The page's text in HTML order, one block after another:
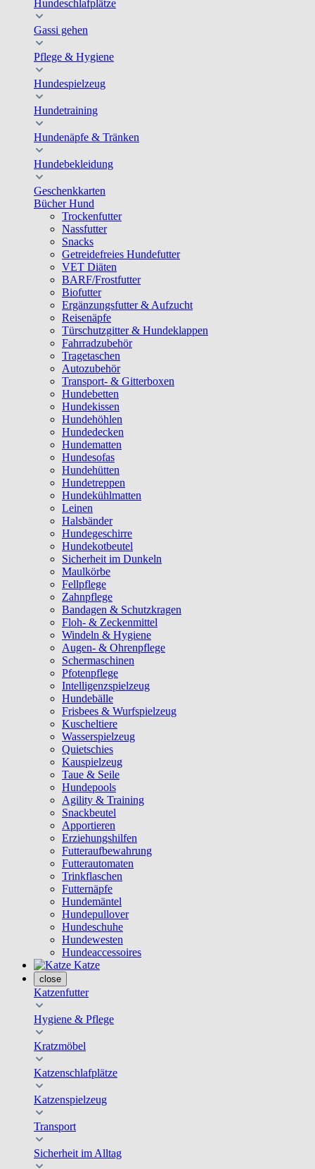
Hundeschlafplätze
Gassi gehen
Pflege & Hygiene
Hundespielzeug
Hundetraining
Hundenäpfe & Tränken
Hundebekleidung
Geschenkkarten
Bücher Hund
Trockenfutter
Nassfutter
Snacks
Getreidefreies Hundefutter
VET Diäten
BARF/Frostfutter
Biofutter
Ergänzungsfutter & Aufzucht
Reisenäpfe
Türschutzgitter & Hundeklappen
Fahrradzubehör
Tragetaschen
Autozubehör
Transport- & Gitterboxen
Hundebetten
Hundekissen
Hundehöhlen
Hundedecken
Hundematten
Hundesofas
Hundehütten
Hundetreppen
Hundekühlmatten
Leinen
Halsbänder
Hundegeschirre
Hundekotbeutel
Sicherheit im Dunkeln
Maulkörbe
Fellpflege
Zahnpflege
Bandagen & Schutzkragen
Floh- & Zeckenmittel
Windeln & Hygiene
Augen- & Ohrenpflege
Schermaschinen
Pfotenpflege
Intelligenzspielzeug
Hundebälle
Frisbees & Wurfspielzeug
Kuscheltiere
Wasserspielzeug
Quietschies
Kauspielzeug
Taue & Seile
Hundepools
Agility & Training
Snackbeutel
Apportieren
Erziehungshilfen
Futteraufbewahrung
Futterautomaten
Trinkflaschen
Futternäpfe
Hundemäntel
Hundepullover
Hundeschuhe
Hundewesten
Hundeaccessoires
Katze
close
Katzenfutter
Hygiene & Pflege
Kratzmöbel
Katzenschlafplätze
Katzenspielzeug
Transport
Sicherheit im Alltag